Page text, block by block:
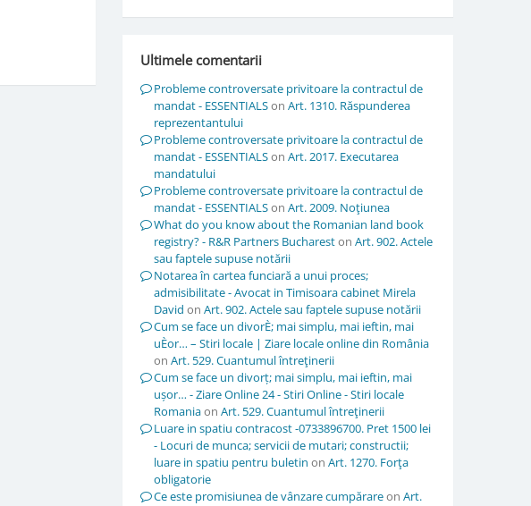
Ultimele comentarii
Probleme controversate privitoare la contractul de
mandat - ESSENTIALSon Art. 1310. Răspunderea
reprezentantului
Probleme controversate privitoare la contractul de
mandat - ESSENTIALSon Art. 2017. Executarea
mandatului
Probleme controversate privitoare la contractul de
mandat - ESSENTIALSon Art. 2009. Noţiunea
What do you know about the Romanian land book
registry? - R&R Partners Buchareston Art. 902. Actele
sau faptele supuse notării
Notarea în cartea funciară a unui proces;
admisibilitate - Avocat in Timisoara cabinet Mirela
David on Art. 902. Actele sau faptele supuse notării
Cum se face un divorÈ; mai simplu, mai ieftin, mai
uÈor… – Stiri locale | Ziare locale online din România
on Art. 529. Cuantumul întreţinerii
Cum se face un divorț; mai simplu, mai ieftin, mai
ușor… - Ziare Online 24 - Stiri Online - Stiri locale
Romaniaon Art. 529. Cuantumul întreţinerii
Luare in spatiu contracost -0733896700. Pret 1500 lei
- Locuri de munca; servicii de mutari; constructii;
luare in spatiu pentru buletin on Art. 1270. Forţa
obligatorie
Ce este promisiunea de vânzare cumpărareon Art.